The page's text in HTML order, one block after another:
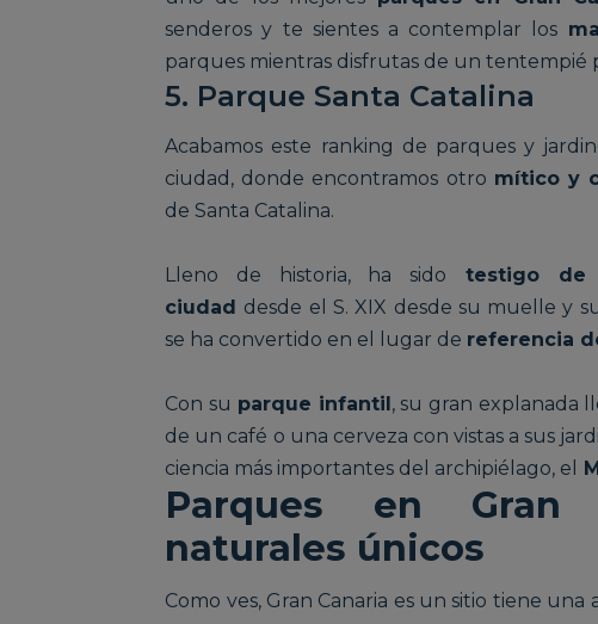
senderos y te sientes a contemplar los
parques mientras disfrutas de un tentempié
5. Parque Santa Catalina
Acabamos este ranking de parques y
ciudad, donde encontramos otro mítico y
de Santa Catalina.
Lleno de historia, ha sido testigo de
ciudad desde el S. XIX desde su muelle y
se ha convertido en el lugar de referencia
Con su parque infantil , su gran explanada
de un café o una cerveza con vistas a sus
ciencia más importantes del archipiélago, el
Parques en Gran
naturales únicos
Como ves, Gran Canaria es un sitio tiene una